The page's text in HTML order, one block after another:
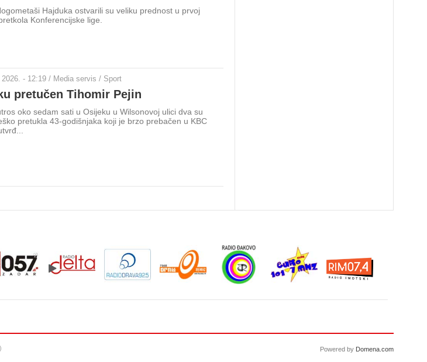
Hajduka ostvarili su veliku prednost u prvoj
Konferencijske lige.
- 12:19 / Media servis / Sport
pretučen Tihomir Pejin
oko sedam sati u Osijeku u Wilsonovoj ulici dva su
pretukla 43-godišnjaka koji je brzo prebačen u KBC
Powered by Domena.com